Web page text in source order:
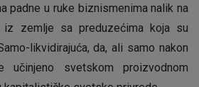
padne u ruke biznismenima nalik na
zemlje sa preduzećima koja su
likvidirajuća, da, ali samo nakon
svetskom proizvodnom